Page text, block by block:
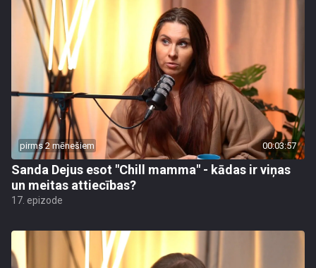
pirms 2 mēnešiem 00:03:57
Sanda Dejus esot "Chill mamma" - kādas ir viņas
un meitas attiecības?
17. epizode